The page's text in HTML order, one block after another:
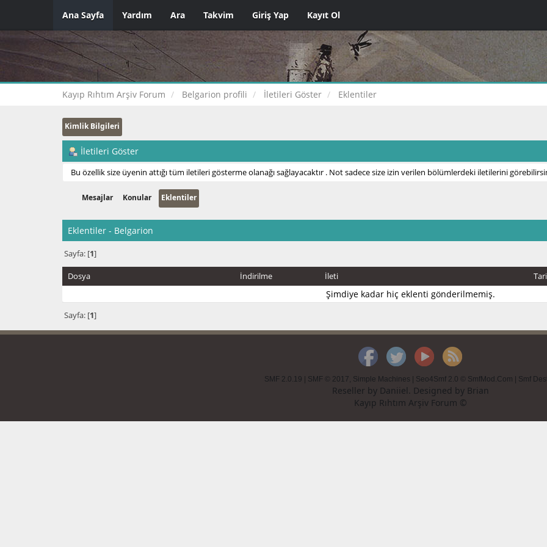
Ana Sayfa Yardım Ara Takvim Giriş Yap Kayıt Ol
Kayıp Rıhtım Arşiv Forum Belgarion profili İletileri Göster Eklentiler
Kimlik Bilgileri
İletileri Göster
Bu özellik size üyenin attığı tüm iletileri gösterme olanağı sağlayacaktır . Not sadece size izin verilen bölümlerdeki iletilerini
Mesajlar Konular Eklentiler
Eklentiler - Belgarion
Sayfa: [1]
Dosya İndirilme İleti
Şimdiye kadar hiç eklenti gönderilmemiş.
Sayfa: [1]
SMF 2.0.19 | SMF © 2017 Simple Machines | Seo4Smf 2.0 © SmfMod.Com | Smf
Reseller by Daniiel. Designed by Brian
Kayıp Rıhtım Arşiv Forum ©